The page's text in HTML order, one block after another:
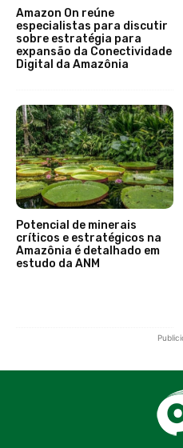
Amazon On reúne
especialistas para discutir
sobre estratégia para
expansão da Conectividade
Digital da Amazônia
Potencial de minerais
críticos e estratégicos na
Amazônia é detalhado em
estudo da ANM